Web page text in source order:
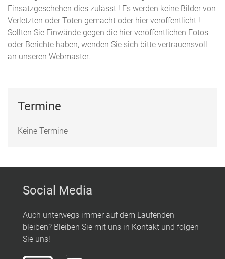
Einsatzgeschehen dies zulässt ! Es werden keine Bilder von
Verletzten oder Toten gemacht oder hier veröffentlicht !
Sollten Sie Einwände gegen die hier veröffentlichen Fotos
oder Berichte haben, wenden Sie sich bitte vertrauensvoll
an unseren Webmaster.
Termine
Keine Termine
Social Media
Auch unterwegs immer auf dem Laufenden
bleiben? Bleiben Sie mit uns in Kontakt und folgen
Sie uns!